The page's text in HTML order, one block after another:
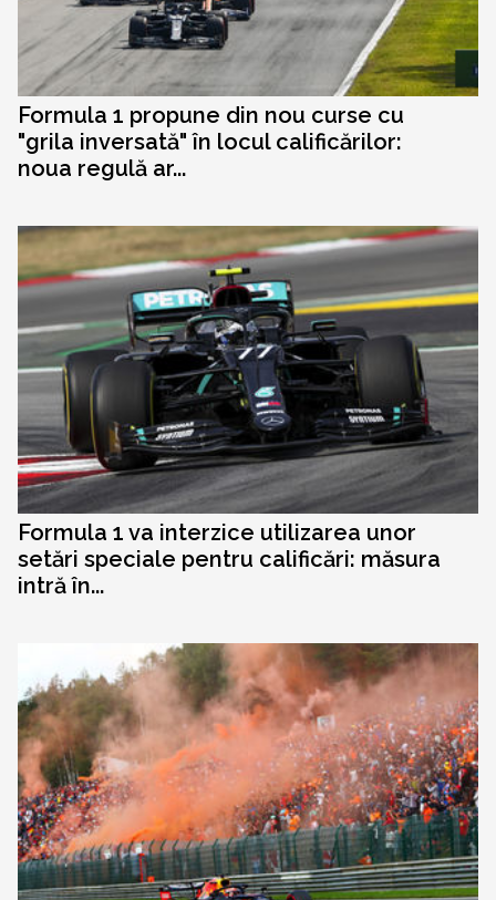
Formula 1 propune din nou curse cu
"grila inversată" în locul calificărilor:
noua regulă ar...
Formula 1 va interzice utilizarea unor
setări speciale pentru calificări: măsura
intră în...